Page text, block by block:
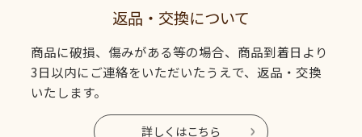
返品・交換について
商品に破損、傷みがある等の場合、商品到着日より
3日以内にご連絡をいただいたうえで、返品・交換
いたします。
詳しくはこちら